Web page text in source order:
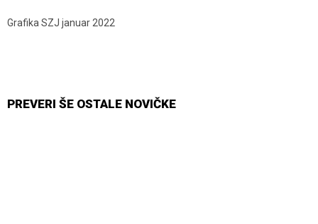
Grafika SZJ januar 2022
PREVERI ŠE OSTALE NOVIČKE